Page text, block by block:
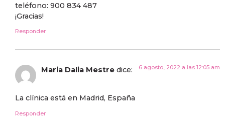
teléfono: 900 834 487
¡Gracias!
Responder
Maria Dalia Mestre dice: 6 agosto, 2022 a las 12:05 am
La clínica está en Madrid, España
Responder